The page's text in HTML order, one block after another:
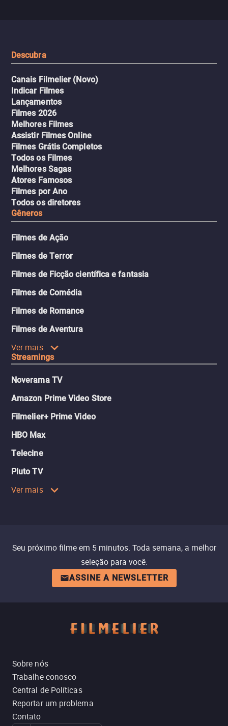
Descubra
Canais Filmelier (Novo)
Indicar Filmes
Lançamentos
Filmes 2026
Melhores Filmes
Assistir Filmes Online
Filmes Grátis Completos
Todos os Filmes
Melhores Sagas
Atores Famosos
Filmes por Ano
Todos os diretores
Gêneros
Filmes de Ação
Filmes de Terror
Filmes de Ficção científica e fantasia
Filmes de Comédia
Filmes de Romance
Filmes de Aventura
Ver mais
Streamings
Noverama TV
Amazon Prime Video Store
Filmelier+ Prime Video
HBO Max
Telecine
Pluto TV
Ver mais
Seu próximo filme em 5 minutos. Toda semana, a melhor
seleção para você.
ASSINE A NEWSLETTER
Sobre nós
Trabalhe conosco
Central de Políticas
Reportar um problema
Contato